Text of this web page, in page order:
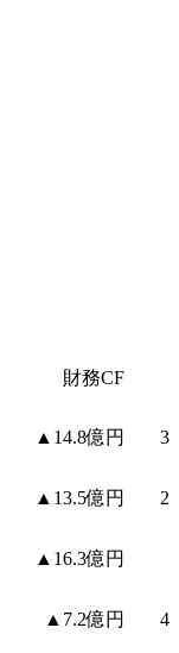
財務CF
▲14.8億円
▲13.5億円
▲16.3億円
▲7.2億円